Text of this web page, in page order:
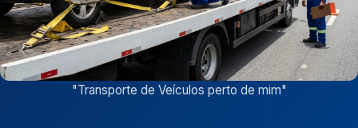
"Transporte de Veículos perto de mim"